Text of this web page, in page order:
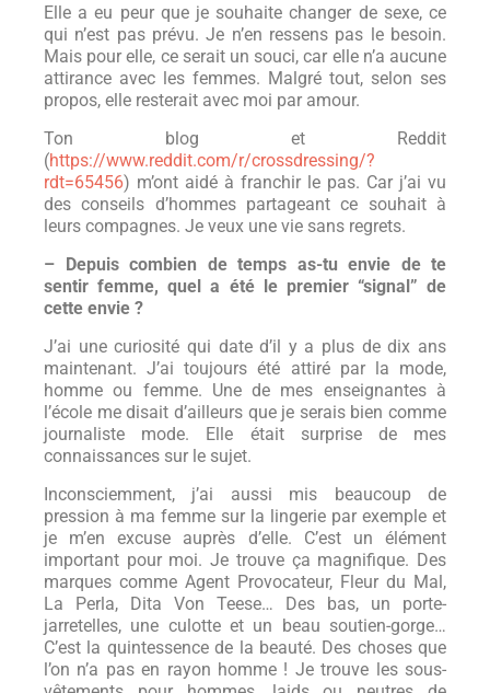
Elle a eu peur que je souhaite changer de sexe, ce
qui n’est pas prévu. Je n’en ressens pas le besoin.
Mais pour elle, ce serait un souci, car elle n’a aucune
attirance avec les femmes. Malgré tout, selon ses
propos, elle resterait avec moi par amour.
Ton blog et Reddit
(https://www.reddit.com/r/crossdressing/?
rdt=65456) m’ont aidé à franchir le pas. Car j’ai vu
des conseils d’hommes partageant ce souhait à
leurs compagnes. Je veux une vie sans regrets.
– Depuis combien de temps as-tu envie de te
sentir femme, quel a été le premier “signal” de
cette envie ?
J’ai une curiosité qui date d’il y a plus de dix ans
maintenant. J’ai toujours été attiré par la mode,
homme ou femme. Une de mes enseignantes à
l’école me disait d’ailleurs que je serais bien comme
journaliste mode. Elle était surprise de mes
connaissances sur le sujet.
Inconsciemment, j’ai aussi mis beaucoup de
pression à ma femme sur la lingerie par exemple et
je m’en excuse auprès d’elle. C’est un élément
important pour moi. Je trouve ça magnifique. Des
marques comme Agent Provocateur, Fleur du Mal,
La Perla, Dita Von Teese… Des bas, un porte-
jarretelles, une culotte et un beau soutien-gorge…
C’est la quintessence de la beauté. Des choses que
l’on n’a pas en rayon homme ! Je trouve les sous-